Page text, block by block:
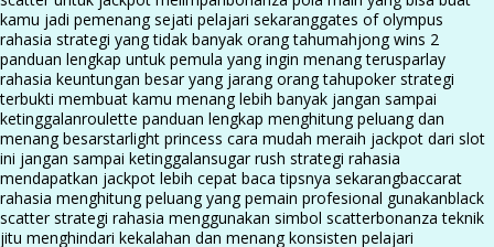
kamu jadi pemenang sejati pelajari sekaranggates of olympus
rahasia strategi yang tidak banyak orang tahumahjong wins 2
panduan lengkap untuk pemula yang ingin menang terusparlay
rahasia keuntungan besar yang jarang orang tahupoker strategi
terbukti membuat kamu menang lebih banyak jangan sampai
ketinggalanroulette panduan lengkap menghitung peluang dan
menang besarstarlight princess cara mudah meraih jackpot dari slot
ini jangan sampai ketinggalansugar rush strategi rahasia
mendapatkan jackpot lebih cepat baca tipsnya sekarangbaccarat
rahasia menghitung peluang yang pemain profesional gunakanblack
scatter strategi rahasia menggunakan simbol scatterbonanza teknik
jitu menghindari kekalahan dan menang konsisten pelajari